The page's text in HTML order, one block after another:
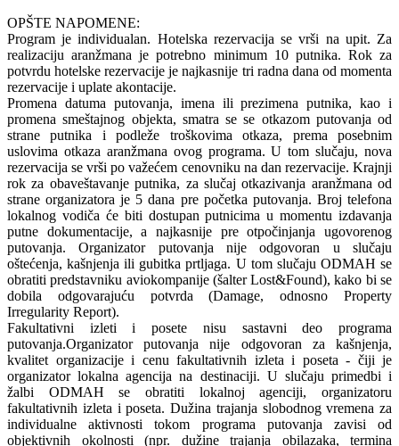
OPŠTE NAPOMENE:
Program je individualan. Hotelska rezervacija se vrši na upit. Za
realizaciju aranžmana je potrebno minimum 10 putnika. Rok za
potvrdu hotelske rezervacije je najkasnije tri radna dana od momenta
rezervacije i uplate akontacije.
Promena datuma putovanja, imena ili prezimena putnika, kao i
promena smeštajnog objekta, smatra se se otkazom putovanja od
strane putnika i podleže troškovima otkaza, prema posebnim
uslovima otkaza aranžmana ovog programa. U tom slučaju, nova
rezervacija se vrši po važećem cenovniku na dan rezervacije. Krajnji
rok za obaveštavanje putnika, za slučaj otkazivanja aranžmana od
strane organizatora je 5 dana pre početka putovanja. Broj telefona
lokalnog vodiča će biti dostupan putnicima u momentu izdavanja
putne dokumentacije, a najkasnije pre otpočinjanja ugovorenog
putovanja. Organizator putovanja nije odgovoran u slučaju
oštećenja, kašnjenja ili gubitka prtljaga. U tom slučaju ODMAH se
obratiti predstavniku aviokompanije (šalter Lost&Found), kako bi se
dobila odgovarajuću potvrda (Damage, odnosno Property
Irregularity Report).
Fakultativni izleti i posete nisu sastavni deo programa
putovanja.Organizator putovanja nije odgovoran za kašnjenja,
kvalitet organizacije i cenu fakultativnih izleta i poseta - čiji je
organizator lokalna agencija na destinaciji. U slučaju primedbi i
žalbi ODMAH se obratiti lokalnoj agenciji, organizatoru
fakultativnih izleta i poseta. Dužina trajanja slobodnog vremena za
individualne aktivnosti tokom programa putovanja zavisi od
objektivnih okolnosti (npr. dužine trajanja obilazaka, termina